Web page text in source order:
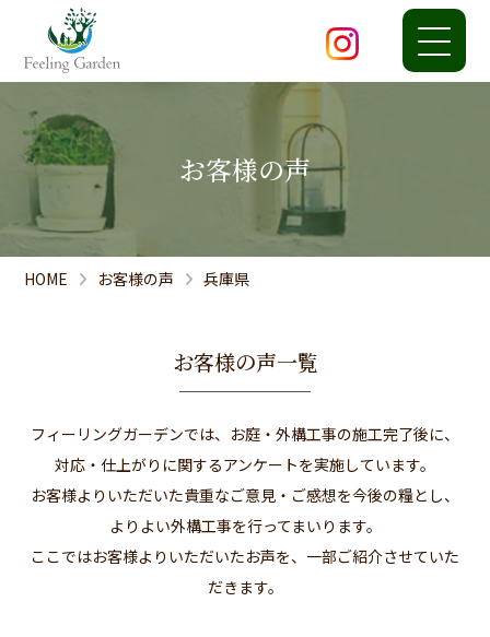
お客様の声
HOME お客様の声 兵庫県
お客様の声一覧
フィーリングガーデンでは、お庭・外構工事の施工完了後に、
対応・仕上がりに関するアンケートを実施しています。
お客様よりいただいた貴重なご意見・ご感想を今後の糧とし、
よりよい外構工事を行ってまいります。
ここではお客様よりいただいたお声を、一部ご紹介させていた
だきます。